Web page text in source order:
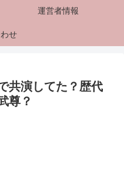
運営者情報
せ
共演してた？歴代
尊？